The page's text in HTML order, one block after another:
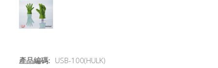
產品編碼: USB-100(HULK)